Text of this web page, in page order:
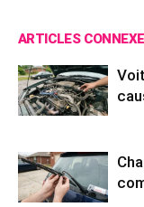
ARTICLES